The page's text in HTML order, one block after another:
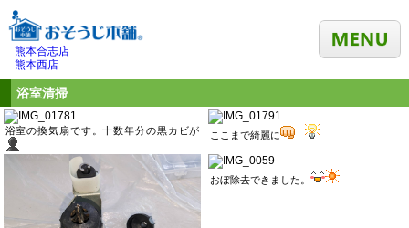
熊本合志店
熊本西店
浴室清掃
浴室の換気扇です。十数年分の黒カビが ここまで綺麗に
おぼ除去できました。